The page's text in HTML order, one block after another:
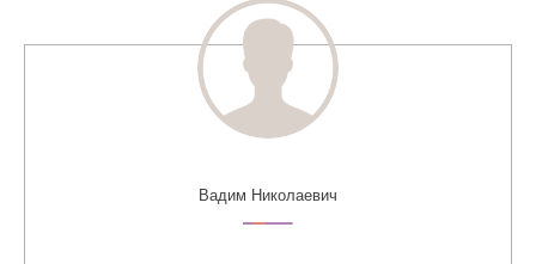
Вадим Николаевич